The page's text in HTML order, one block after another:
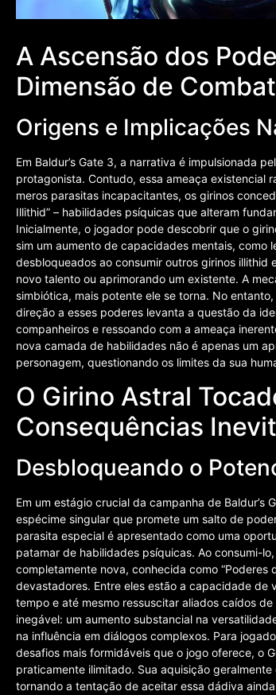
A Ascensão dos
Dimensão de
Origens e Implicações
Em Baldur’s Gate 3, a narrativa é impulsionada
protagonista. Contudo, essa ameaça existencial
meros parasitas incapacitantes, os girinos
Illithid” – habilidades psíquicas que alteram
Inicialmente, o jogador pode descobrir que o
sim um aumento de capacidades mentais, como
desbloqueados ao consumir outros girinos
novo talento ou aprimorando um existente. A
simbiótica, mais potente ele se torna. No
direção a esses poderes levanta a questão da
companheiros e ressoando com a ameaça
nova camada de habilidades não é apenas um
personagem, questionando os limites da sua
O Girino Astral
Consequências
Desbloqueando o
Em um estágio crucial da campanha de Baldur’s
espécime singular que promete um salto de
parasita especial é apresentado como uma
patamar de habilidades psíquicas. Ao consumi-
completamente nova, conhecida como
devastadores. Entre eles estão a capacidade de
tempo e até mesmo ressuscitar aliados caídos
inegável: um aumento substancial na
na influência em diálogos complexos. Para
desafios mais formidáveis que o jogo oferece, o
praticamente ilimitado. Sua aquisição
tornando a tentação de aceitar essa dádiva